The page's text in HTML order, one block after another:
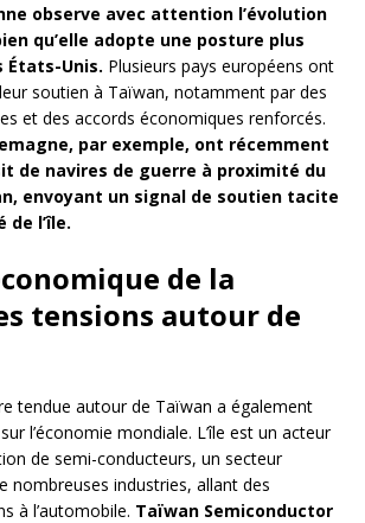
observe avec attention l’évolution
qu’elle adopte une posture plus
États-Unis. Plusieurs pays européens ont
soutien à Taïwan, notamment par des
et des accords économiques renforcés.
par exemple, ont récemment
de navires de guerre à proximité du
envoyant un signal de soutien tacite
de l’île.
de la
tensions autour de
tendue autour de Taïwan a également
l’économie mondiale. L’île est un acteur
de semi-conducteurs, un secteur
nombreuses industries, allant des
à l’automobile. Taïwan Semiconductor